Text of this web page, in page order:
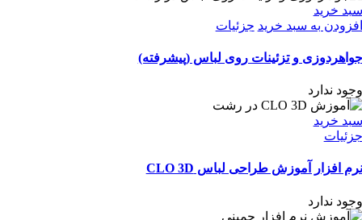
سبد خرید
افزودن به سبد خرید جزئیات
جواهردوزی و تزئینات روی لباس (پیشرفته)
وجود ندارد
سبد خرید
جزئیات
نرم افزار آموزش طراحی لباس CLO 3D
وجود ندارد